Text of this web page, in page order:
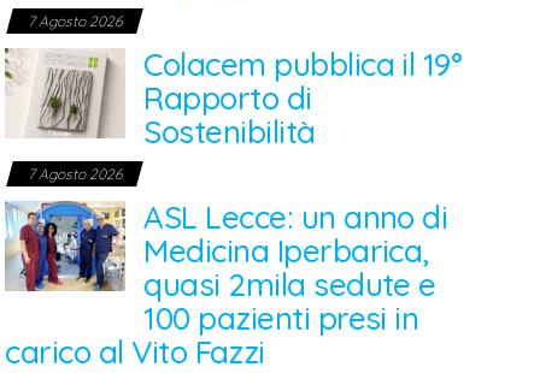
7 Agosto 2026
Colacem pubblica il 19°
Rapporto di
Sostenibilità
7 Agosto 2026
ASL Lecce: un anno di
Medicina Iperbarica,
quasi 2mila sedute e
100 pazienti presi in
carico al Vito Fazzi